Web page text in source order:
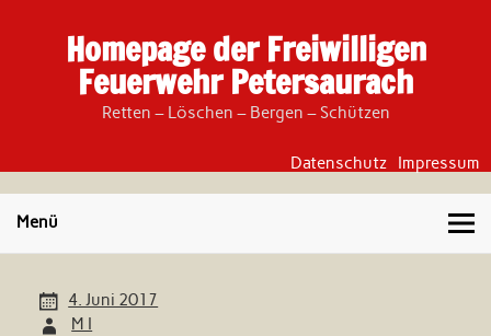
Homepage der Freiwilligen
Feuerwehr Petersaurach
Retten – Löschen – Bergen – Schützen
Datenschutz Impressum
Menü
4. Juni 2017
M I